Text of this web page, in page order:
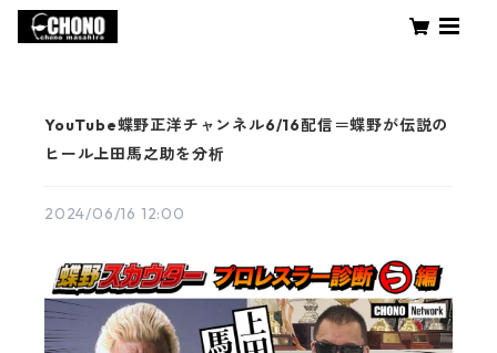
YouTube蝶野正洋チャンネル6/16配信＝蝶野が伝説の
ヒール上田馬之助を分析
2024/06/16 12:00